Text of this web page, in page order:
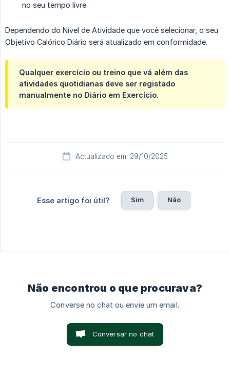
no seu tempo livre.
Dependendo do Nível de Atividade que você selecionar, o seu
Objetivo Calórico Diário será atualizado em conformidade.
Qualquer exercício ou treino que vá além das
atividades quotidianas deve ser registado
manualmente no Diário em Exercício.
Actualizado em: 29/10/2025
Esse artigo foi útil? Sim Não
Não encontrou o que procurava?
Converse no chat ou envie um email.
Conversar no chat